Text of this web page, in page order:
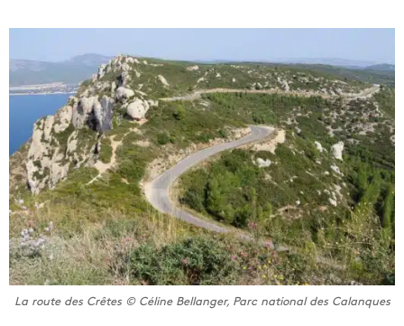
La route des Crêtes © Céline Bellanger, Parc national des Calanques